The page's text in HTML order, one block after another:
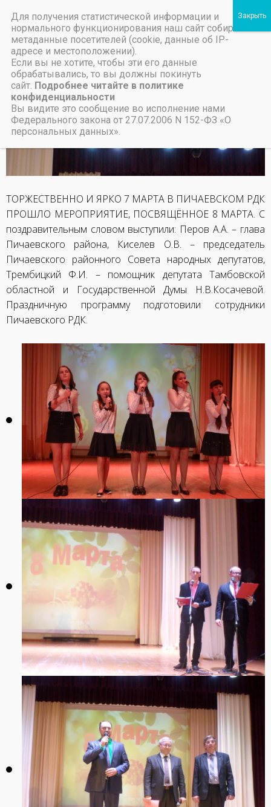
Пичаевский дом культуры
«БУКЕТ ПОЖЕЛАНИЙ»
11 марта, 2019
НАЗАД
10 МАРТА 2019г.
ВПЕРЕД
«ПЕЙЗАЖИ РОДИНЫ»
ТОРЖЕСТВЕННО И ЯРКО 7 МАРТА В ПИЧАЕВСКОМ РДК
ПРОШЛО МЕРОПРИЯТИЕ, ПОСВЯЩЁННОЕ 8 МАРТА. С
поздравительным словом выступили: Перов А.А. – глава
Пичаевского района, Киселев О.В. – председатель
Пичаевского районного Совета народных депутатов,
Трембицкий Ф.И. – помощник депутата Тамбовской
областной и Государственной Думы Н.В.Косачевой.
Праздничную программу подготовили сотрудники
Пичаевского РДК.
Для получения статистической информации и
нормального функционирования наш сайт собирает
метаданные посетителей (cookie, данные об IP-
адресе и местоположении).
Если вы не хотите, чтобы эти его данные
обрабатывались, то вы должны покинуть
сайт. Подробнее читайте в политике
конфиденциальности
Вы видите это сообщение во исполнение нами
Федерального закона от 27.07.2006 N 152-ФЗ «О
персональных данных».